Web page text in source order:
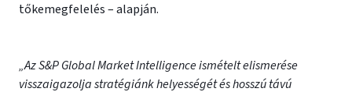
tőkemegfelelés – alapján.
„Az S&P Global Market Intelligence ismételt elismerése
visszaigazolja stratégiánk helyességét és hosszú távú